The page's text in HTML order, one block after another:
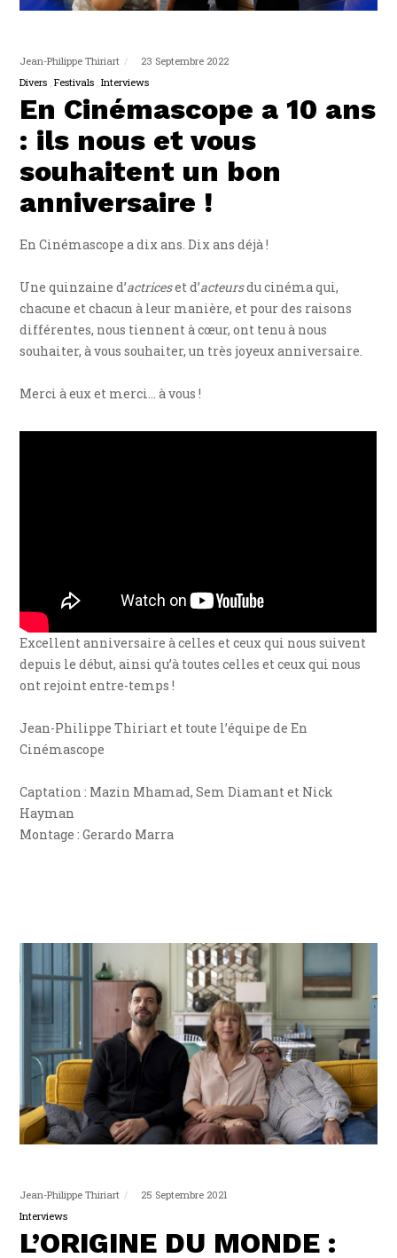
Jean-Philippe Thiriart
23 Septembre 2022
Divers Festivals Interviews
En Cinémascope a 10 ans
: ils nous et vous
souhaitent un bon
anniversaire !
En Cinémascope a dix ans. Dix ans déjà !
Une quinzaine d’actriceset d’acteursdu cinéma qui,
chacune et chacun à leur manière, et pour des raisons
différentes, nous tiennent à cœur, ont tenu à nous
souhaiter, à vous souhaiter, un très joyeux anniversaire.
Merci à eux et merci… à vous !
Excellent anniversaire à celles et ceux qui nous suivent
depuis le début, ainsi qu’à toutes celles et ceux qui nous
ont rejoint entre-temps !
Jean-Philippe Thiriart et toute l’équipe de En
Cinémascope
Captation : Mazin Mhamad, Sem Diamant et Nick
Hayman
Montage : Gerardo Marra
Jean-Philippe Thiriart
25 Septembre 2021
Interviews
L’ORIGINE DU MONDE :